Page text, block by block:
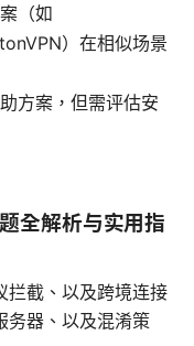
（如
）在相似场景
方案，但需评估安
全解析与实用指
拦截、以及跨境连接
务器、以及混淆策